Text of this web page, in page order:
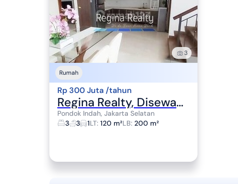
3
Rumah
Rp 300 Juta /tahun
Regina Realty, Disewakan Rumah Nyaman Area Pondok Indah
Pondok Indah, Jakarta Selatan
3
3 1LT: 120 m²LB: 200 m²